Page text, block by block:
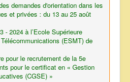
demandes d'orientation dans les
et privées : du 13 au 25 août
- 2024 à l’Ecole Supérieure
(ESMT) de
pour le recrutement de la 5e
pour le certificat en « Gestion
(CGSE) »